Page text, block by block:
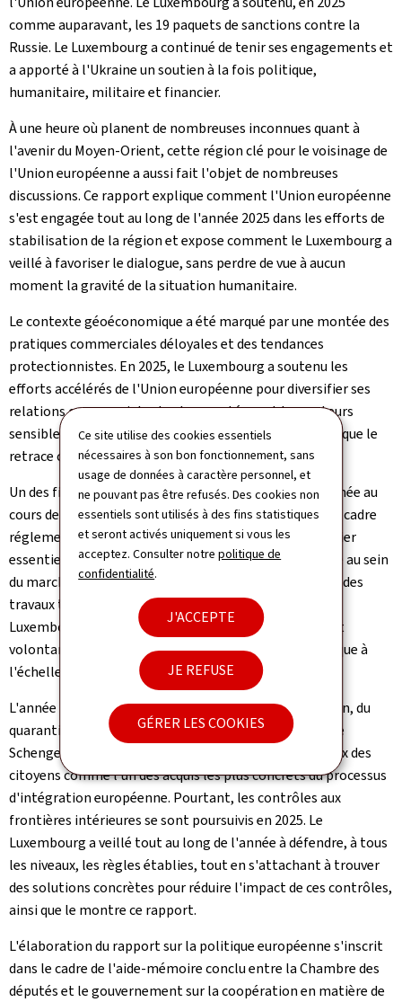
Ce site utilise des cookies essentiels
nécessaires à son bon fonctionnement, sans
usage de données à caractère personnel, et
ne pouvant pas être refusés. Des cookies non
essentiels sont utilisés à des fins statistiques
et seront activés uniquement si vous les
acceptez. Consulter notrepolitique de
confidentialité.
J'ACCEPTE
JE REFUSE
GÉRER LES COOKIES
comme auparavant, les 19 paquets de sanctions contre la
Russie. Le Luxembourg a continué de tenir ses engagements et
a apporté à l'Ukraine un soutien à la fois politique,
humanitaire, militaire et financier.
À une heure où planent de nombreuses inconnues quant à
l'avenir du Moyen-Orient, cette région clé pour le voisinage de
l'Union européenne a aussi fait l'objet de nombreuses
discussions. Ce rapport explique comment l'Union européenne
s'est engagée tout au long de l'année 2025 dans les efforts de
stabilisation de la région et expose comment le Luxembourg a
veillé à favoriser le dialogue, sans perdre de vue à aucun
moment la gravité de la situation humanitaire.
Le contexte géoéconomique a été marqué par une montée des
pratiques commerciales déloyales et des tendances
protectionnistes. En 2025, le Luxembourg a soutenu les
efforts accélérés de l'Union européenne pour diversifier ses
relations commerciales tout en protégeant les secteurs
sensibles, notamment dans le domaine agricole, ainsi que le
retrace ce rapport.
Un des fils conducteurs de la politique européenne menée au
cours de cette année 2025 aura été la simplification du cadre
réglementaire de l'Union européenne: il s'agit d'un levier
essentiel pour renforcer durablement la compétitivité au sein
du marché intérieur. Le rapport témoigne de l'avancée des
travaux tout au long de l'année et de l'engagement du
Luxembourg en faveur de cette politique ambitieuse et
volontariste qui vise à stimuler la croissance économique à
l'échelle européenne.
L'année 2025 a été marquée par la célébration, le 14 juin, du
quarantième anniversaire de la signature de l'accord de
Schengen. La libre circulation compte toujours aux yeux des
citoyens comme l'un des acquis les plus concrets du processus
d'intégration européenne. Pourtant, les contrôles aux
frontières intérieures se sont poursuivis en 2025. Le
Luxembourg a veillé tout au long de l'année à défendre, à tous
les niveaux, les règles établies, tout en s'attachant à trouver
des solutions concrètes pour réduire l'impact de ces contrôles,
ainsi que le montre ce rapport.
L'élaboration du rapport sur la politique européenne s'inscrit
dans le cadre de l'aide-mémoire conclu entre la Chambre des
députés et le gouvernement sur la coopération en matière de